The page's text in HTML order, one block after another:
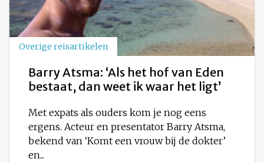
Overige reisartikelen
Barry Atsma: ‘Als het hof van Eden
bestaat, dan weet ik waar het ligt’
Met expats als ouders kom je nog eens
ergens. Acteur en presentator Barry Atsma,
bekend van ‘Komt een vrouw bij de dokter’
en...